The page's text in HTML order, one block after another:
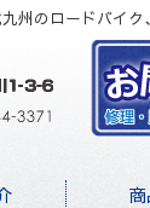
州のロードバイ